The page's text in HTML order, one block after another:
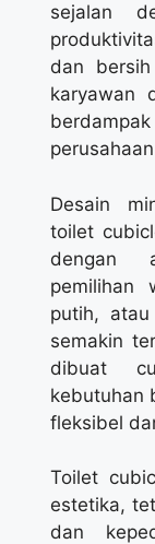
sejalan
dan
karyawan
Desain
toilet
dengan
pemilihan
putih,
semakin
dibuat
kebutuhan
fleksibel
Toilet
estetika,
dan